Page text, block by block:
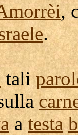
,
.
tali
atesta